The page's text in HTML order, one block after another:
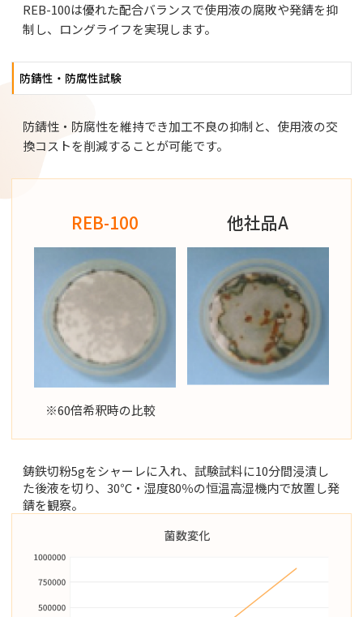
お知らせ
採用情報
お問い合わせ
REB-100は優れた配合バランスで使用液の腐敗や発錆を抑
制し、ロングライフを実現します。
防錆性・防腐性試験
防錆性・防腐性を維持でき加工不良の抑制と、使用液の交
換コストを削減することが可能です。
REB-100 他社品A
※60倍希釈時の比較
鋳鉄切粉5gをシャーレに入れ、試験試料に10分間浸漬し
た後液を切り、30℃・湿度80％の恒温高湿機内で放置し発
錆を観察。